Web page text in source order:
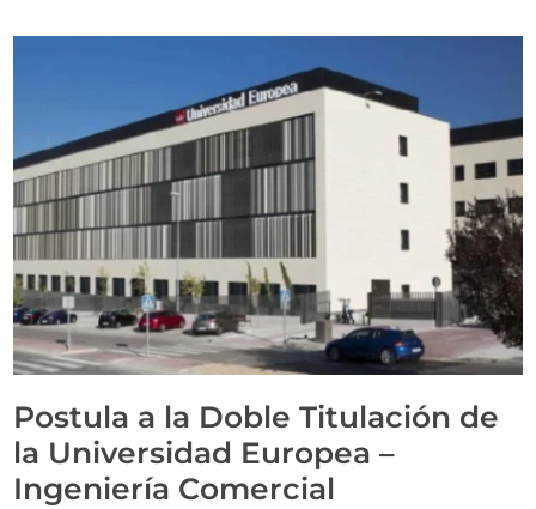
Postula a la Doble Titulación de
la Universidad Europea –
Ingeniería Comercial